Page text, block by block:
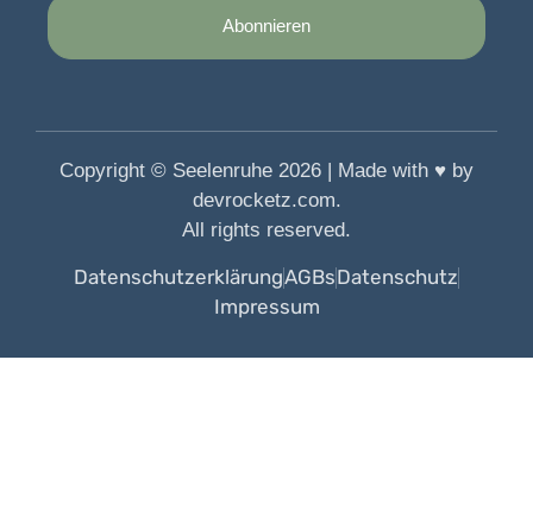
Abonnieren
Copyright © Seelenruhe 2026 | Made with ♥️ by
devrocketz.com.
All rights reserved.
DatenschutzerklärungAGBsDatenschutz
Impressum